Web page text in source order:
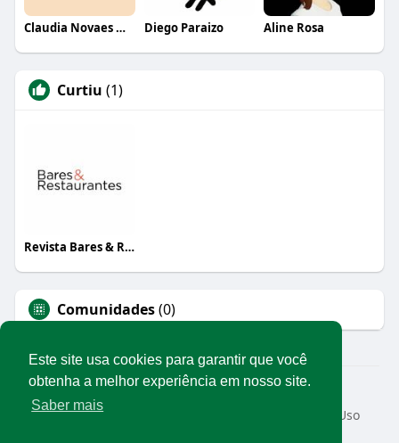
Este site usa cookies para garantir que você
obtenha a melhor experiência em nosso site.
Saber mais
Claudia Novaes Novaes Diego Paraizo Aline Rosa
Curtiu (1)
Revista Bares & Restaurantes
Comunidades(0)
© 2026 Rede Abrasel
Início
Sobre
Termos de Uso